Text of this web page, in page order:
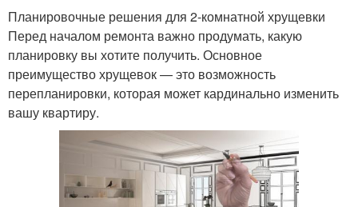
Планировочные решения для 2-комнатной хрущевки
Перед началом ремонта важно продумать, какую
планировку вы хотите получить. Основное
преимущество хрущевок — это возможность
перепланировки, которая может кардинально изменить
вашу квартиру.